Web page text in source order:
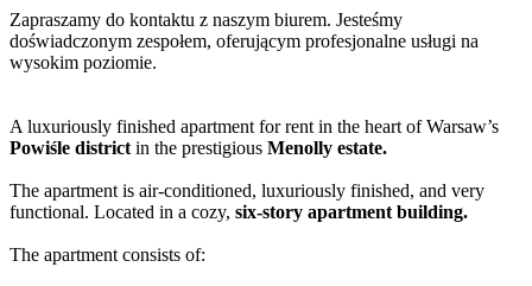
Zapraszamy do kontaktu z naszym biurem. Jesteśmy
doświadczonym zespołem, oferującym profesjonalne usługi na
wysokim poziomie.
A luxuriously finished apartment for rent in the heart of Warsaw’s
Powiśle district in the prestigious Menolly estate.
The apartment is air-conditioned, luxuriously finished, and very
functional. Located in a cozy, six-story apartment building.
The apartment consists of: